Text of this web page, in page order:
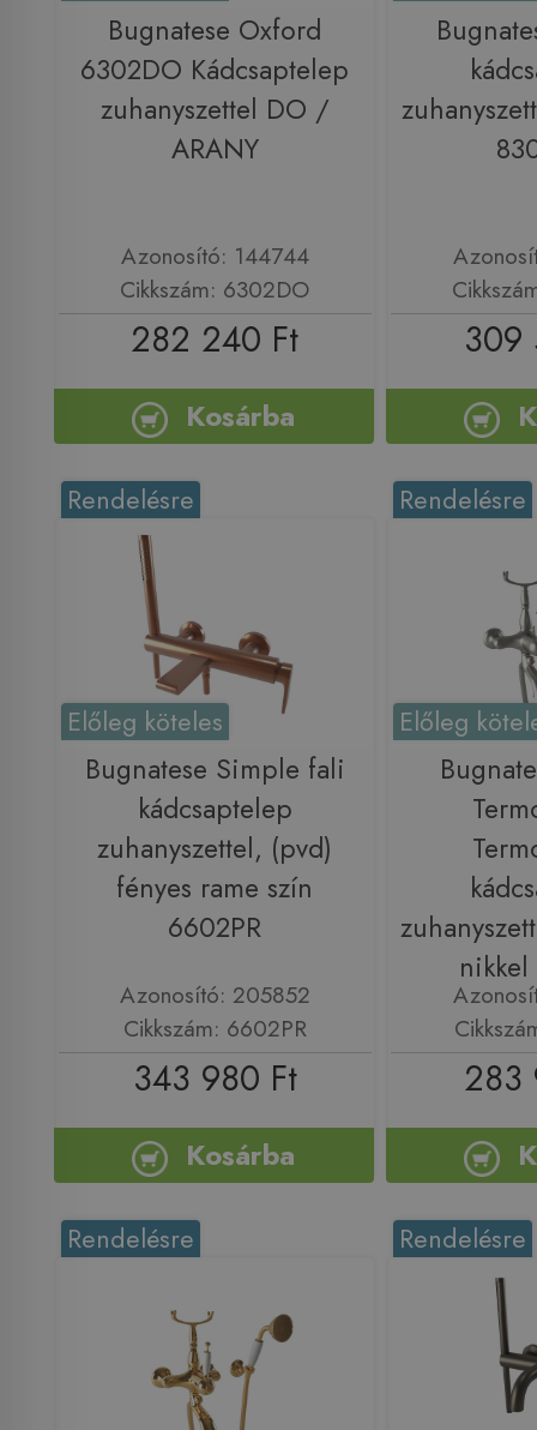
Bugnatese Oxford
6302DO Kádcsaptelep
zuhanyszettel DO /
ARANY
Azonosító: 144744
Cikkszám: 6302DO
282 240 Ft
Kosárba
309
Rendelésre
Előleg köteles
Bugnatese Simple fali
kádcsaptelep
zuhanyszettel, (pvd)
fényes rame szín
6602PR
Azonosító: 205852
Cikkszám: 6602PR
343 980 Ft
Kosárba
Rendelésre
Előleg
283
Rendelésre Rendelésre